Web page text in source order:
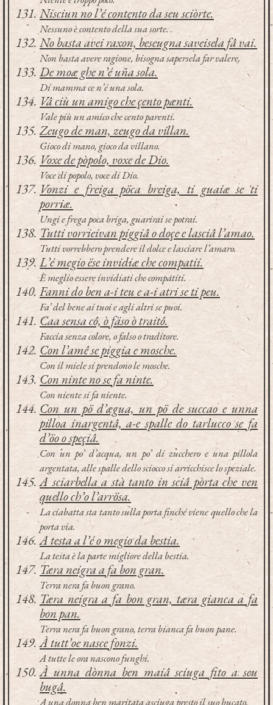
Nisciun no l’é contento da seu sciòrte.
Nessuno è contento della sua sorte.
No basta avei raxon, beseugna saveisela fâ vai.
Non basta avere ragione, bisogna sapersela far valere.
De moæ ghe n’é uña sola.
Di mamma ce n’é una sola.
Vâ ciù un amigo che çento pænti.
Vale più un amico che cento parenti.
Zeugo de man, zeugo da villan.
Gioco di mano, gioco da villano.
Voxe de pòpolo, voxe de Dio.
Voce di popolo, voce di Dio.
Vonzi e freiga pöca breiga, ti guaiæ se ti
porriæ.
Ungi e frega poca briga, guarirai se potrai.
Tutti vorrieivan piggiâ o doçe e lasciâ l’amao.
Tutti vorrebbero prendere il dolce e lasciare l’amaro.
L’é megio ëse invidiæ che compatii.
È meglio essere invidiati che compatiti.
Fanni do ben a-i teu e a-i atri se ti peu.
Fa’ del bene ai tuoi e agli altri se puoi.
Caa sensa cô, ò fäso ò traitô.
Faccia senza colore, o falso o traditore.
Con l’amê se piggia e mosche.
Con il miele si prendono le mosche.
Con ninte no se fa ninte.
Con niente si fa niente.
Con un pö d’ægua, un pö de succao e unna
pilloa inargentâ, a-e spalle do tarlucco se fa
d’öo o speçiâ.
Con un po’ d’acqua, un po’ di zucchero e una pillola
argentata, alle spalle dello sciocco si arricchisce lo speziale.
A sciarbella a stà tanto in sciâ pòrta che ven
quello ch’o l’arrösa.
La ciabatta sta tanto sulla porta finché viene quello che la
porta via.
A testa a l’é o megio da bestia.
La testa è la parte migliore della bestia.
Tæra neigra a fa bon gran.
Terra nera fa buon grano.
Tæra neigra a fa bon gran, tæra gianca a fa
bon pan.
Terra nera fa buon grano, terra bianca fa buon pane.
À tutt’oe nasce fonzi.
A tutte le ora nascono funghi.
À unna dònna ben maiâ sciuga fito a seu
bugâ.
A una donna ben maritata asciuga presto il suo bucato.